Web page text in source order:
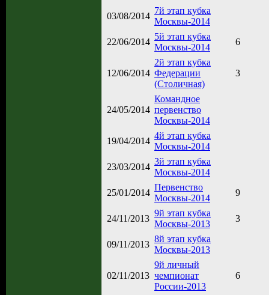
03/08/2014
7й этап кубка
Москвы-2014
22/06/2014
5й этап кубка
Москвы-2014
6
12/06/2014
2й этап кубка
Федерации
(Столичная)
3
24/05/2014
Командное
первенство
Москвы-2014
19/04/2014
4й этап кубка
Москвы-2014
23/03/2014
3й этап кубка
Москвы-2014
25/01/2014
Первенство
Москвы-2014
9
24/11/2013
9й этап кубка
Москвы-2013
3
09/11/2013
8й этап кубка
Москвы-2013
02/11/2013
9й личный
чемпионат
России-2013
6